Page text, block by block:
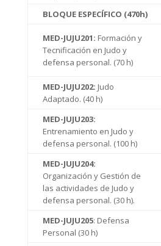
BLOQUE ESPECÍFICO (470h)
MED-JUJU201: Formación y
Tecnificación en Judo y
defensa personal. (70 h)
MED-JUJU202: Judo
Adaptado. (40 h)
MED-JUJU203:
Entrenamiento en Judo y
defensa personal. (100 h)
MED-JUJU204:
Organización y Gestión de
las actividades de Judo y
defensa personal. (30 h).
MED-JUJU205: Defensa
Personal (30 h)